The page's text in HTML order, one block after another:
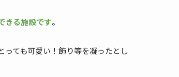
きる施設です。
ても可愛い！飾り等を凝ったとし